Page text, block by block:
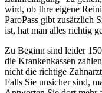
wird, ob Ihre eigene
ParoPass gibt zusätzlich
ist, hat man alles richtig
Zu Beginn sind leider
die Krankenkassen
nicht die richtige
Falls Sie unsicher sind,